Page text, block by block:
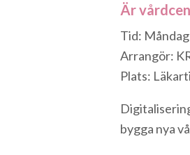
Är
Tid:
Arrangör:
Plats:
bygga nya